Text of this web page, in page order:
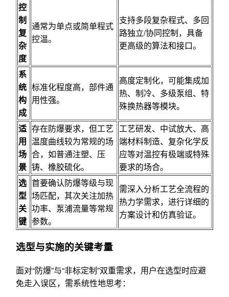
控
制
复
杂
度
通常为单点或简单程式
控温。
支持多段复杂程式、多回
路独立/协同控制，具备
更高级的算法和接口。
系
统
构
成
标准化程度高，部件通
用性强。
高度定制化，可能集成加
热、制冷、多级泵组、特
殊换热器等模块。
适
用
场
景
存在防爆要求，但工艺
温度曲线较为常规的场
合，如普通注塑、压
铸、橡胶硫化。
工艺研发、中试放大、高
端材料制造、复杂化学反
应等对温控有极端或特殊
要求的场合。
选
型
关
键
首要确认防爆等级与现
场匹配，其次关注加热
功率、泵浦流量等常规
参数。
需深入分析工艺全流程的
热力学需求，进行详细的
方案设计和仿真验证。
选型与实施的关键考量
面对“防爆”与“非标定制”双重需求，用户在选型时应避
免走入误区，需系统性地思考：